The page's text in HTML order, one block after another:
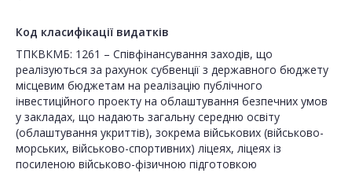
Код класифікації видатків
ТПКВКМБ: 1261 – Співфінансування заходів, що
реалізуються за рахунок субвенції з державного бюджету
місцевим бюджетам на реалізацію публічного
інвестиційного проекту на облаштування безпечних умов
у закладах, що надають загальну середню освіту
(облаштування укриттів), зокрема військових (військово-
морських, військово-спортивних) ліцеях, ліцеях із
посиленою військово-фізичною підготовкою